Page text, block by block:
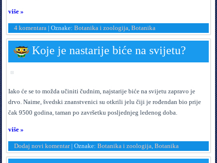
više »
4 komentara |Oznake:Botanika i zoologija,Botanika
Koje je nastarije biće na svijetu?
Iako će se to možda učiniti čudnim, najstarije biće na svijetu zapravo je
drvo. Naime, švedski znanstvenici su otkrili jelu čiji je rođendan bio prije
čak 9500 godina, taman po završetku posljednjeg ledenog doba.
više »
Dodaj novi komentar|Oznake:Botanika i zoologija ,Botanika